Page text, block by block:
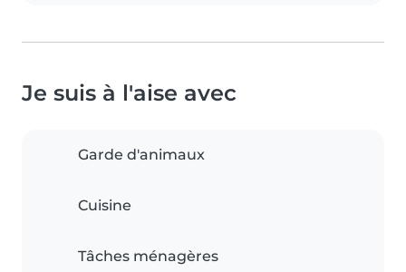
Je suis à l'aise avec
Garde d'animaux
Cuisine
Tâches ménagères